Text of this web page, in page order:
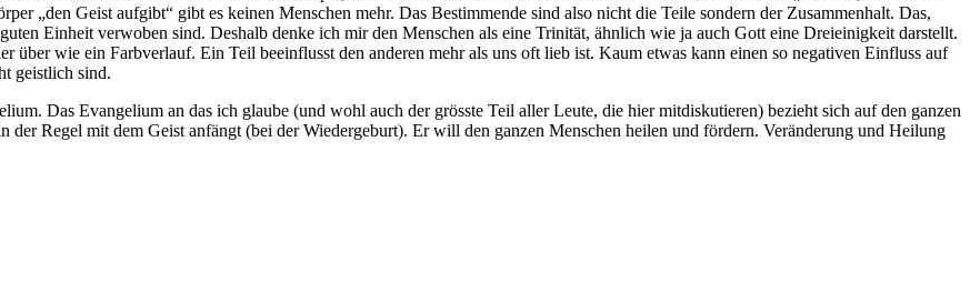
„den Geist aufgibt“ gibt es keinen Menschen mehr. Das Bestimmende sind also nicht die Teile sondern der Zusammenhalt. Das,
Einheit verwoben sind. Deshalb denke ich mir den Menschen als eine Trinität, ähnlich wie ja auch Gott eine Dreieinigkeit darstellt.
über wie ein Farbverlauf. Ein Teil beeinflusst den anderen mehr als uns oft lieb ist. Kaum etwas kann einen so negativen Einfluss auf
geistlich sind.
Das Evangelium an das ich glaube (und wohl auch der grösste Teil aller Leute, die hier mitdiskutieren) bezieht sich auf den ganzen
der Regel mit dem Geist anfängt (bei der Wiedergeburt). Er will den ganzen Menschen heilen und fördern. Veränderung und Heilung